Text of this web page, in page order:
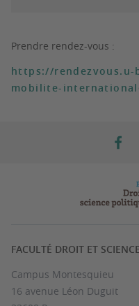
Prendre rendez-vous :
https://
mobilite-
FACULTÉ DROIT ET
Campus Montesquieu
16 avenue Léon Duguit